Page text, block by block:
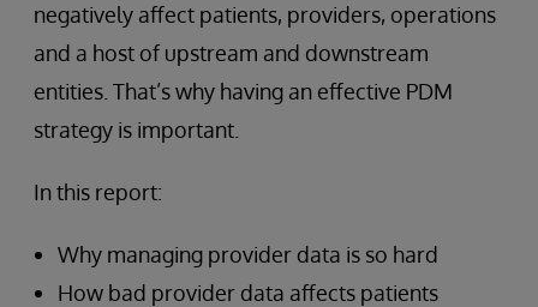
negatively affect patients, providers, operations
and a host of upstream and downstream
entities. That’s why having an effective PDM
strategy is important.
In this report:
Why managing provider data is so hard
How bad provider data affects patients